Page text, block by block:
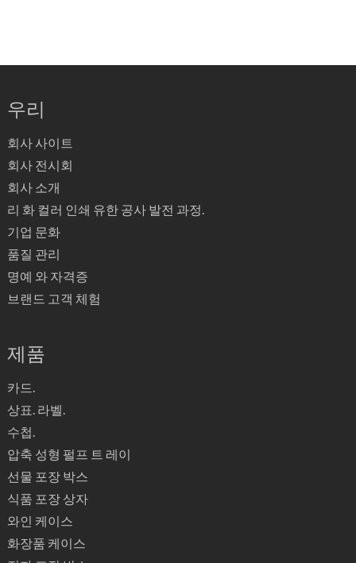
우리
회사 사이트
회사 전시회
회사 소개
리 화 컬러 인쇄 유한 공사 발전 과정.
기업 문화
품질 관리
명예 와 자격증
브랜드 고객 체험
제품
카드.
상표. 라벨.
수첩.
압축 성형 펄프 트 레이
선물 포장 박스
식품 포장 상자
와인 케이스
화장품 케이스